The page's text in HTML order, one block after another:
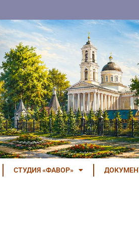
СТУДИЯ «ФАВОР»